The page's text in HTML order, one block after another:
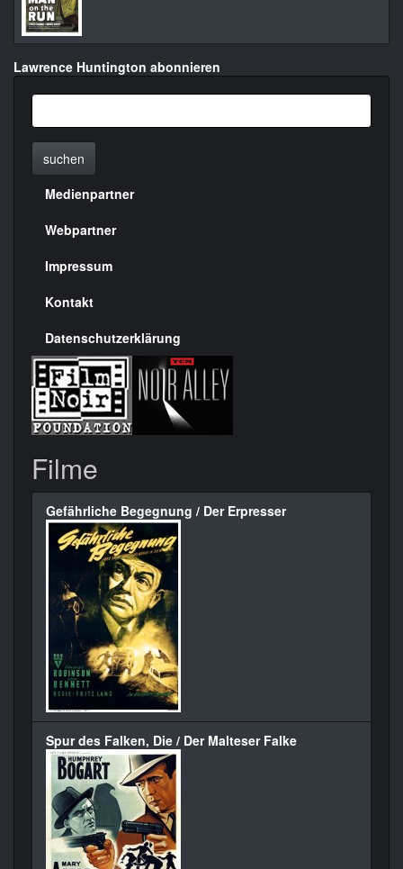
Lawrence Huntington abonnieren
suchen
Menülinks
rechte
Seite
Medienpartner
Webpartner
Impressum
Kontakt
Datenschutzerklärung
Filme
Gefährliche Begegnung / Der Erpresser
Spur des Falken, Die / Der Malteser Falke